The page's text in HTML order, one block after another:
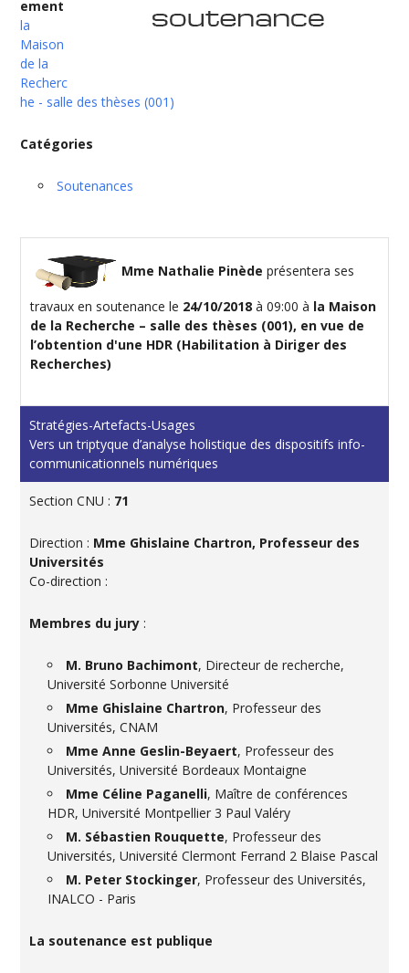
ement
la
Maison
de la
Recherc
he - salle des thèses (001)
Catégories
Soutenances
Mme Nathalie Pinède présentera ses
travaux en soutenance le 24/10/2018 à 09:00 à la Maison
de la Recherche – salle des thèses (001), en vue de
l’obtention d'une HDR (Habilitation à Diriger des
Recherches)
Stratégies-Artefacts-Usages
Vers un triptyque d’analyse holistique des dispositifs info-
communicationnels numériques
Section CNU : 71
Direction : Mme Ghislaine Chartron, Professeur des
Universités
Co-direction :
Membres du jury :
M. Bruno Bachimont, Directeur de recherche,
Université Sorbonne Université
Mme Ghislaine Chartron, Professeur des
Universités, CNAM
Mme Anne Geslin-Beyaert, Professeur des
Universités, Université Bordeaux Montaigne
Mme Céline Paganelli, Maître de conférences
HDR, Université Montpellier 3 Paul Valéry
M. Sébastien Rouquette, Professeur des
Universités, Université Clermont Ferrand 2 Blaise Pascal
M. Peter Stockinger, Professeur des Universités,
INALCO - Paris
La soutenance est publique